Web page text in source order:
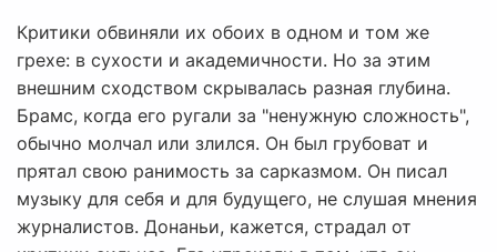
Критики обвиняли их обоих в одном и том же
грехе: в сухости и академичности. Но за этим
внешним сходством скрывалась разная глубина.
Брамс, когда его ругали за "ненужную сложность",
обычно молчал или злился. Он был грубоват и
прятал свою ранимость за сарказмом. Он писал
музыку для себя и для будущего, не слушая мнения
журналистов. Донаньи, кажется, страдал от